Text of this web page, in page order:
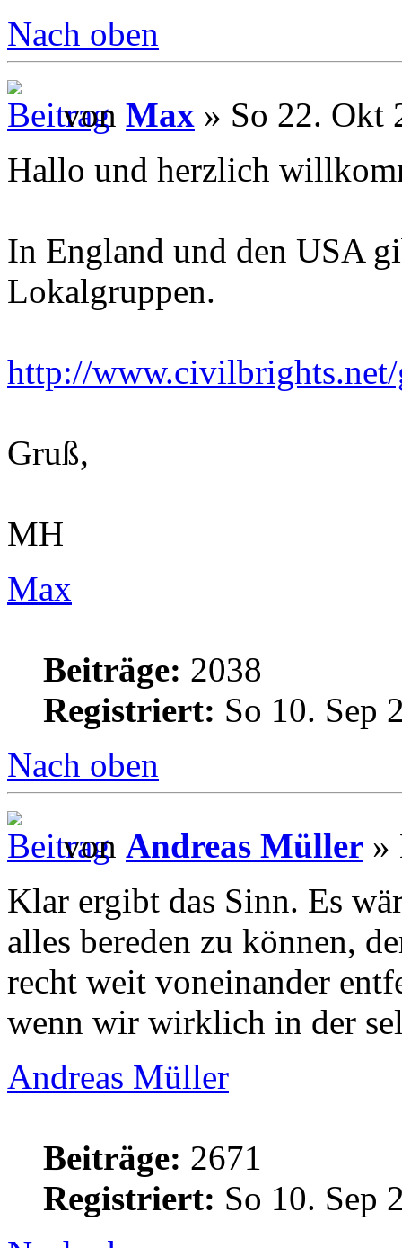
Nach oben
von Max » So 22. Okt
Hallo und herzlich
In England und den USA
Lokalgruppen.
http://www.civilbrights.net/
Gruß,
MH
Max
Beiträge: 2038
Registriert: So 10. Sep
Nach oben
von Andreas Müller »
Klar ergibt das Sinn. Es
alles bereden zu können,
recht weit voneinander
wenn wir wirklich in der
Andreas Müller
Beiträge: 2671
Registriert: So 10. Sep